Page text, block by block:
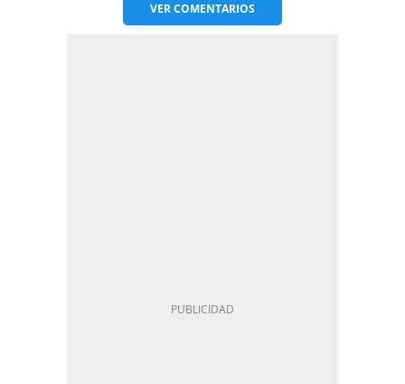
VERCOMENTARIOS